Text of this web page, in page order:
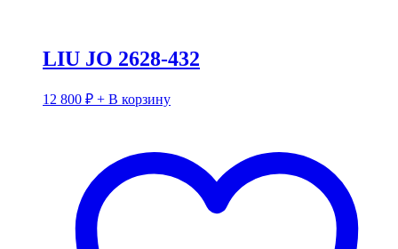
LIU JO 2628-432
12 800 ₽ + В корзину